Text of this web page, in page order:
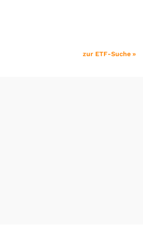
zur ETF-Suche »